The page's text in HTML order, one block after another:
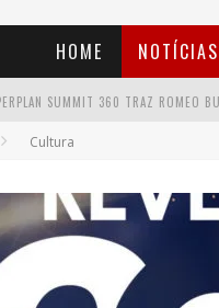
HOME NOTÍCIAS
CANTOR EVANDRO JR. NA
Cultura